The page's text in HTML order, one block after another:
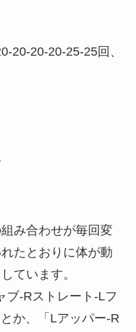
20-20-20-25-25回、
み合わせが毎回変
たとおりに体が動
ています。
ブ-Rストレート-Lフ
か、「Lアッパー-R